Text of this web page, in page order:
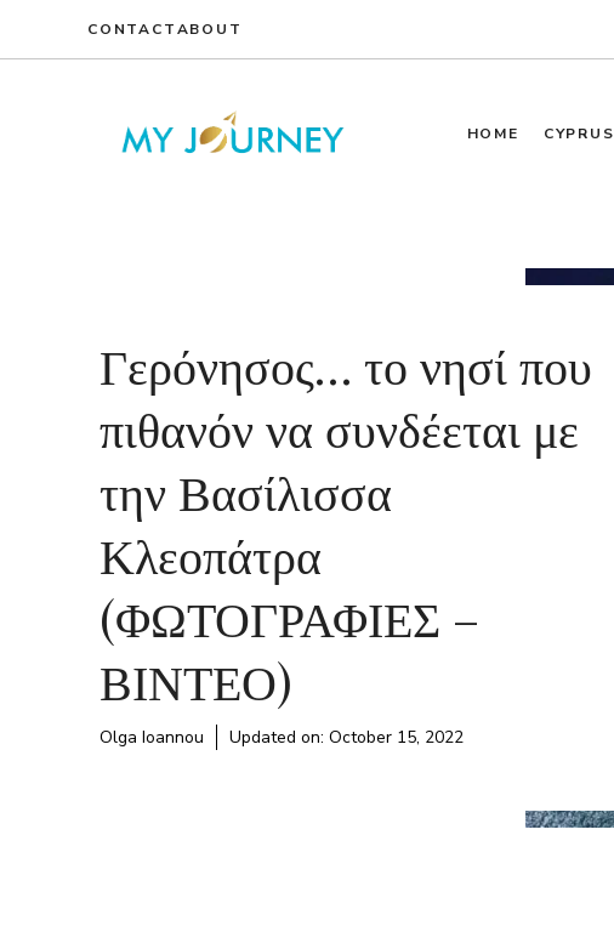
CONTACTABOUT
HOME CYPRUS
Γερόνησος… το νησί που
πιθανόν να συνδέεται με
την Βασίλισσα
Κλεοπάτρα
(ΦΩΤΟΓΡΑΦΙΕΣ –
ΒΙΝΤΕΟ)
Olga Ioannou Updated on: October 15, 2022